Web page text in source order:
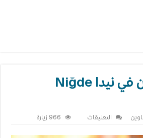
نقابة المحامين في نيدا Niğde
التعليقاتعلى
966 زيارة